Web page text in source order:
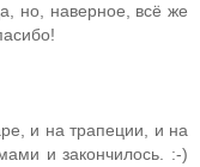
но, наверное, всё же
и на трапеции, и на
и закончилось. :-)